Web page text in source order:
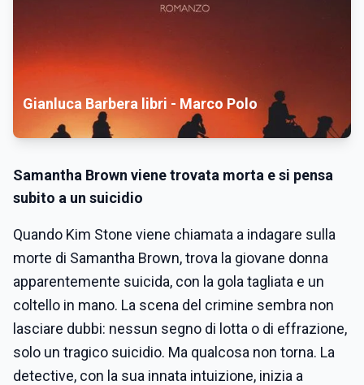
Gianluca Barbera libri - Marco Polo
Samantha Brown viene trovata morta e si pensa
subito a un suicidio
Quando Kim Stone viene chiamata a indagare sulla
morte di Samantha Brown, trova la giovane donna
apparentemente suicida, con la gola tagliata e un
coltello in mano. La scena del crimine sembra non
lasciare dubbi: nessun segno di lotta o di effrazione,
solo un tragico suicidio. Ma qualcosa non torna. La
detective, con la sua innata intuizione, inizia a